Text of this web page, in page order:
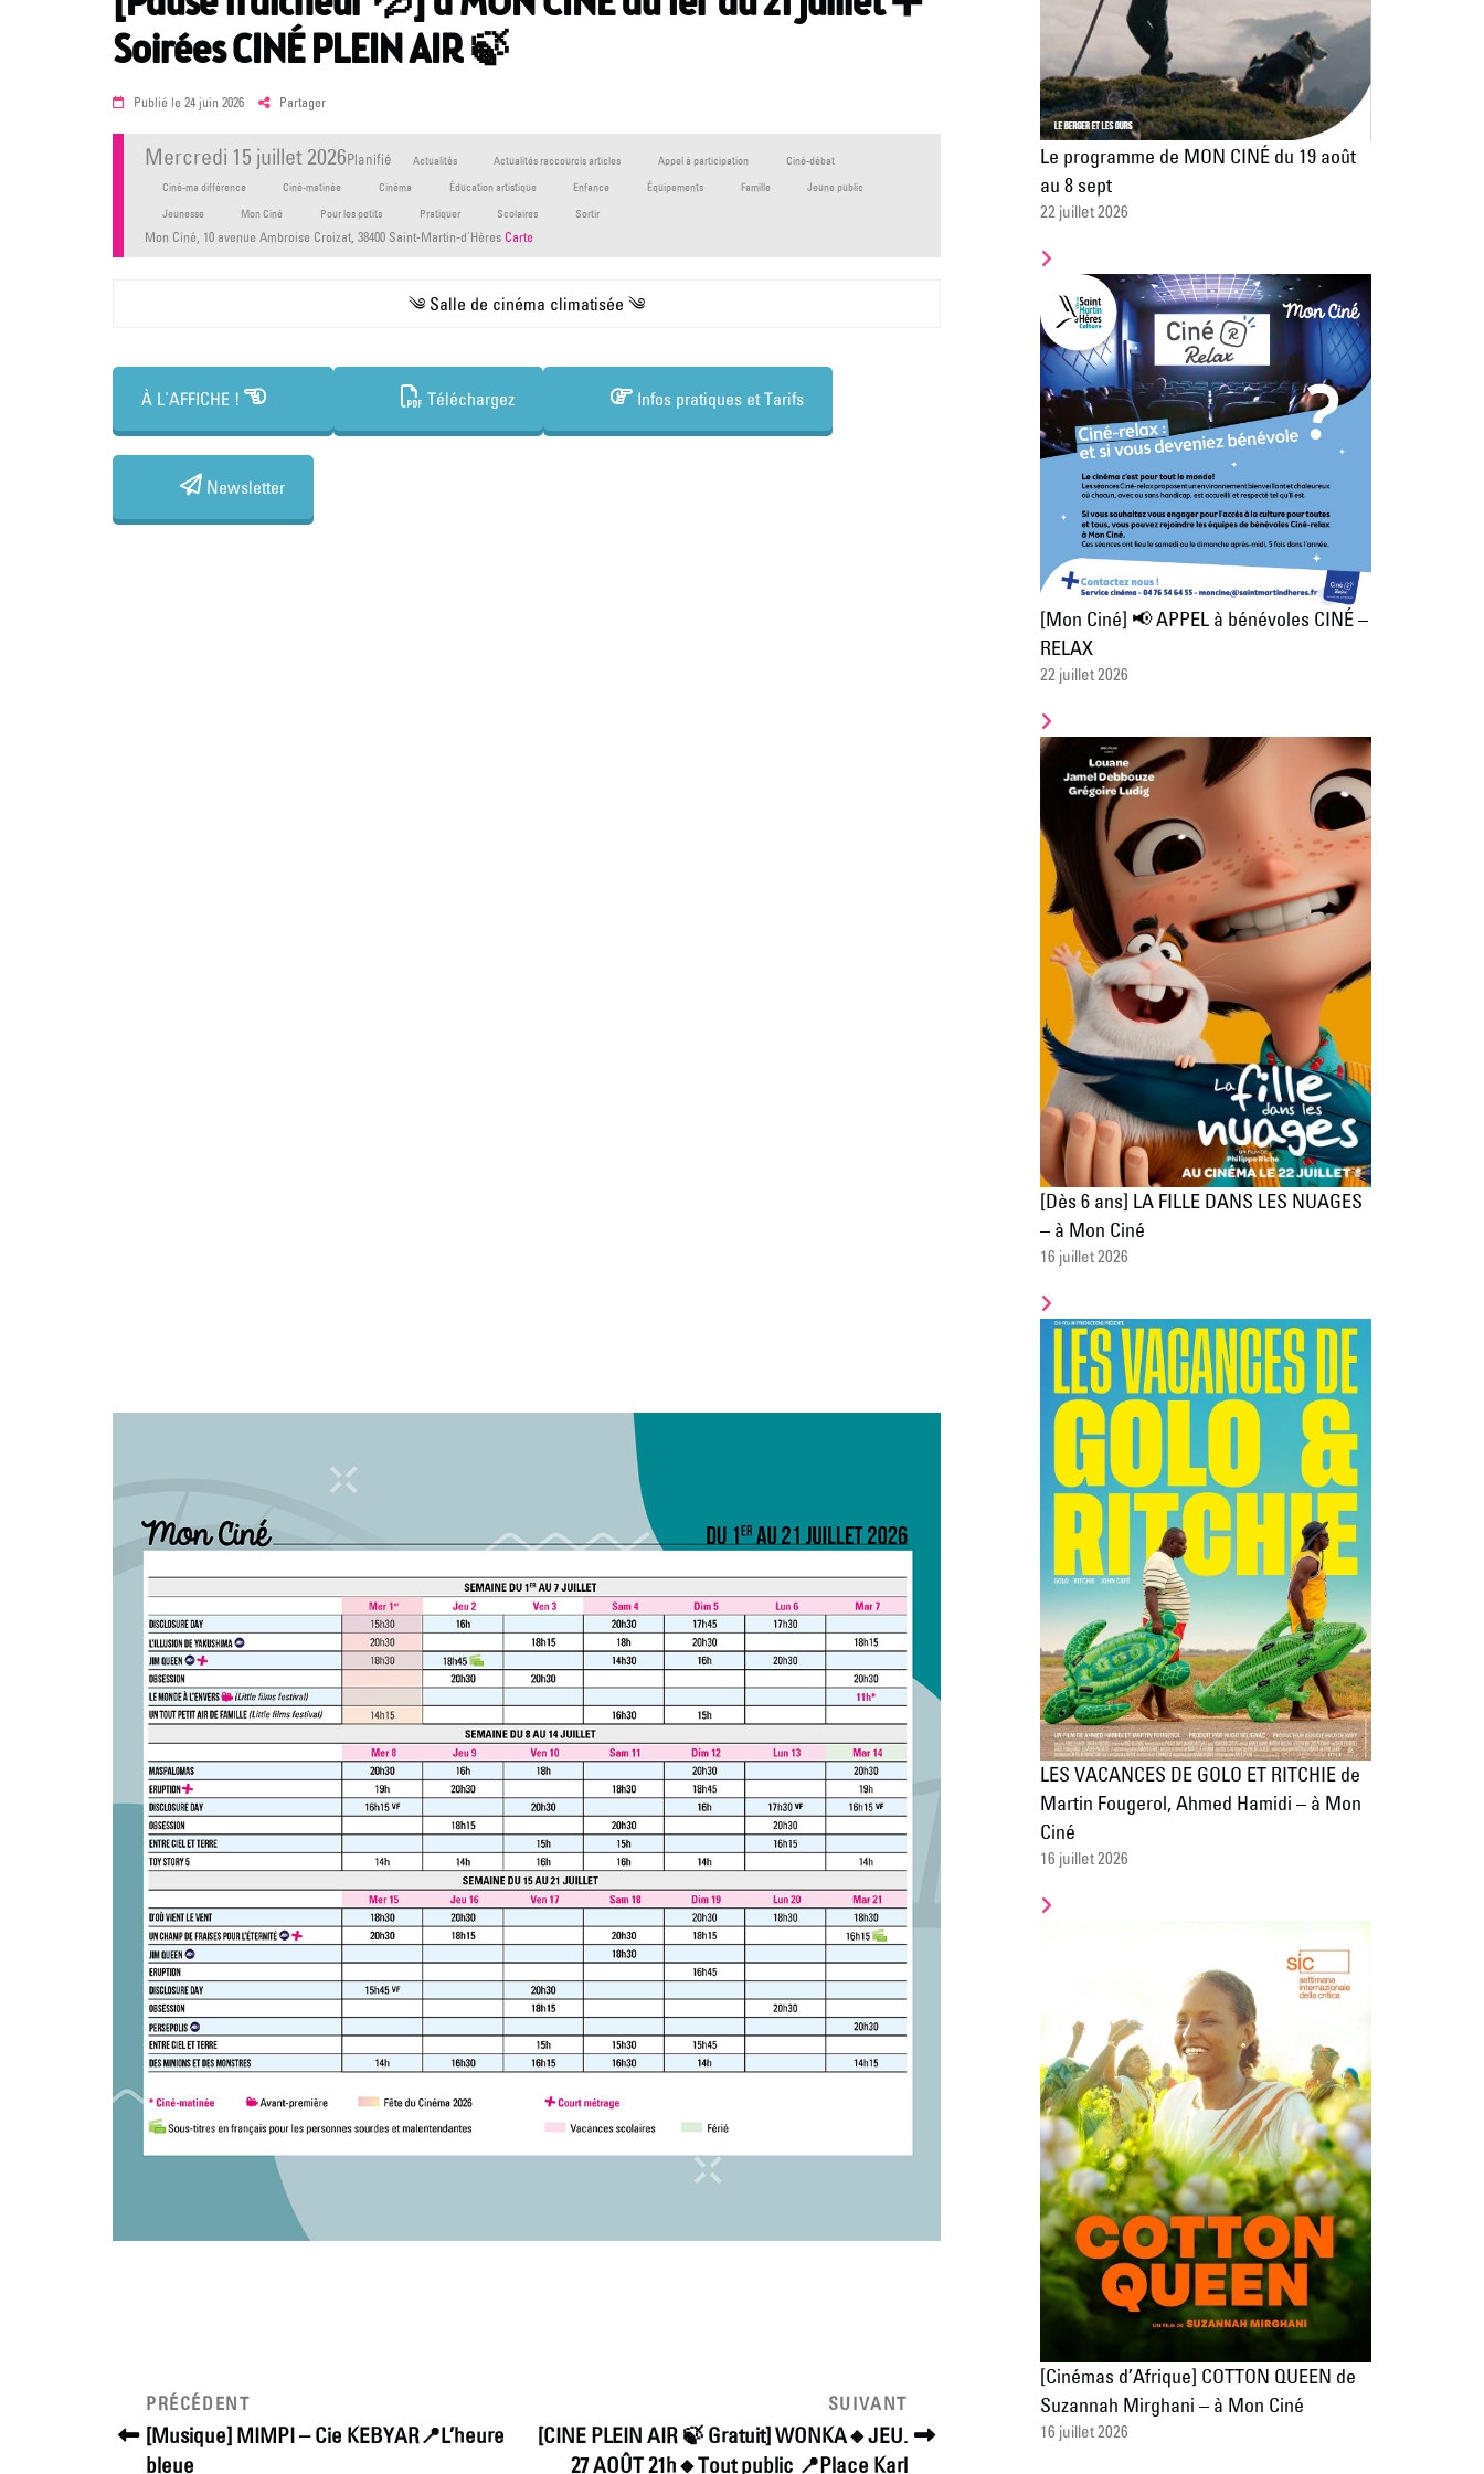
Soirées CINÉ PLEIN AIR 🍃
Publié le Posted
24 juin 2026 Partager
mercredi 15 juillet 2026Planifié Actualités Actualités raccourcis articles Appel à participation
Ciné-débat
Ciné-ma différence
Ciné-matinée Cinéma Éducation artistique Enfance Équipements Famille
Jeune public
Jeunesse
Mon Ciné Pour les petits Pratiquer Scolaires Sortir
Mon Ciné, 10 avenue Ambroise Croizat, 38400 Saint-Martin-d'HèresCarte
༄ Salle de cinéma climatisée ༄
À L'AFFICHE ! Téléchargez Infos pratiques et Tarifs
Newsletter
Navigation
de
Article
précédent
PRÉCÉDENT
[Musique] MIMPI – Cie KEBYAR📍L’heure
bleue
suivant
SUIVANT
[CINE PLEIN AIR 🍃 Gratuit] WONKA🔸JEU.
27 AOÛT 21h🔸Tout public 📍Place Karl
Le programme de MON CINÉ du 19 août
au 8 sept
22 juillet 2026
[Mon Ciné] 📢 APPEL à bénévoles CINÉ –
RELAX
22 juillet 2026
[Dès 6 ans] LA FILLE DANS LES NUAGES
– à Mon Ciné
16 juillet 2026
LES VACANCES DE GOLO ET RITCHIE de
Martin Fougerol, Ahmed Hamidi – à Mon
Ciné
16 juillet 2026
[Cinémas d’Afrique] COTTON QUEEN de
Suzannah Mirghani – à Mon Ciné
16 juillet 2026